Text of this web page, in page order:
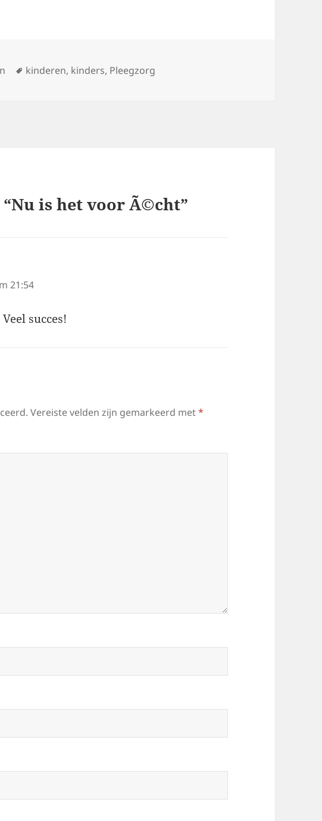
Tags
kinderen, kinders, Pleegzorg
is het voor Ã©cht”
21:54
succes!
Vereiste velden zijn gemarkeerd met*